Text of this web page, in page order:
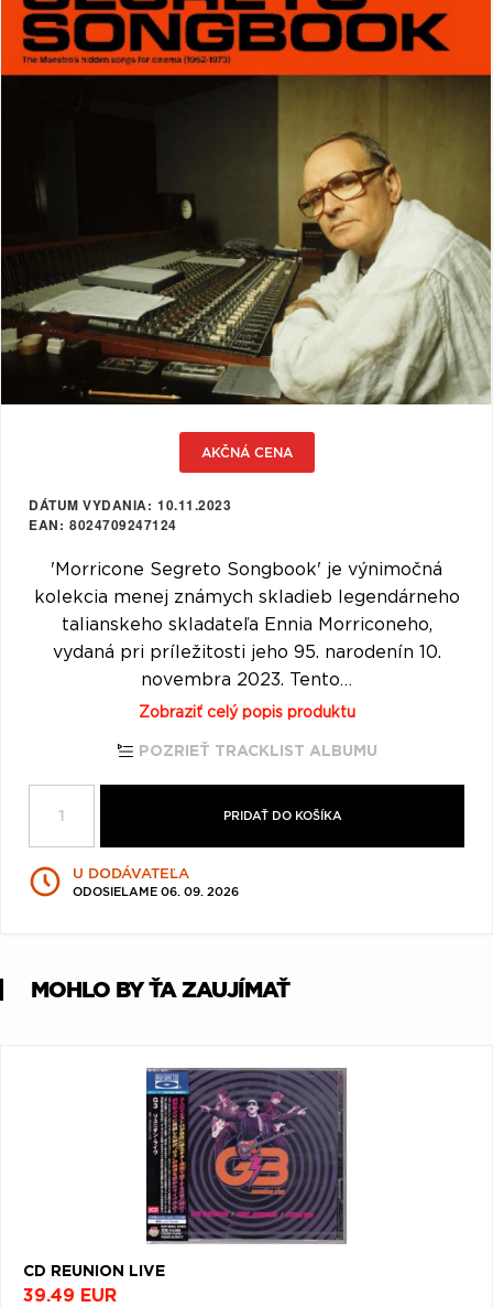
PODĽA
TYPU
PRODUKTU
CD (31743)
VINYL (26014)
TRIČKO (7170)
NAŽEHLOVAČKA
(1563)
MIKINA (905)
DVD (720)
PODĽA TAGU
VYHĽADAŤ
" .
1 2 3 4 5
6 7 8 9
C D E F
Q R S
Æ
AKČNÁ CENA
DÁTUM VYDANIA 10.11.2023
EAN
8024709247124
'Morricone Segreto Songbook' je výnimočná
kolekcia menej známych skladieb legendárneho
talianskeho skladateľa Ennia Morriconeho,
vydaná pri príležitosti jeho 95. narodenín 10.
novembra 2023. Tento…
Zobraziť celý popis produktu
POZRIEŤ TRACKLIST ALBUMU
PRIDAŤ DO KOŠÍKA
U DODÁVATEĽA
ODOSIELAME 06. 09. 2026
MOHLO BY ŤA ZAUJÍMAŤ
CD REUNION LIVE
39.49 EUR